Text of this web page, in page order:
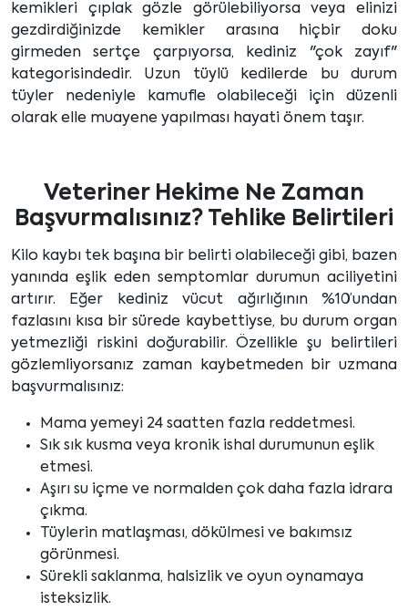
kemikleri çıplak gözle görülebiliyorsa veya elinizi
gezdirdiğinizde kemikler arasına hiçbir doku
girmeden sertçe çarpıyorsa, kediniz "çok zayıf"
kategorisindedir. Uzun tüylü kedilerde bu durum
tüyler nedeniyle kamufle olabileceği için düzenli
olarak elle muayene yapılması hayati önem taşır.
Veteriner Hekime Ne Zaman
Başvurmalısınız? Tehlike Belirtileri
Kilo kaybı tek başına bir belirti olabileceği gibi, bazen
yanında eşlik eden semptomlar durumun aciliyetini
artırır. Eğer kediniz vücut ağırlığının %10’undan
fazlasını kısa bir sürede kaybettiyse, bu durum organ
yetmezliği riskini doğurabilir. Özellikle şu belirtileri
gözlemliyorsanız zaman kaybetmeden bir uzmana
başvurmalısınız:
Mama yemeyi 24 saatten fazla reddetmesi.
Sık sık kusma veya kronik ishal durumunun eşlik
etmesi.
Aşırı su içme ve normalden çok daha fazla idrara
çıkma.
Tüylerin matlaşması, dökülmesi ve bakımsız
görünmesi.
Sürekli saklanma, halsizlik ve oyun oynamaya
isteksizlik.